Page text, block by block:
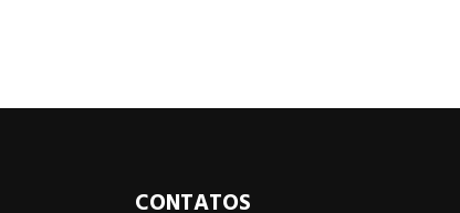
CONTATOS